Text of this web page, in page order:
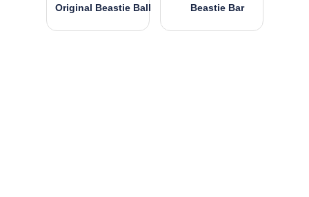
Original Beastie Ball Beastie Bar